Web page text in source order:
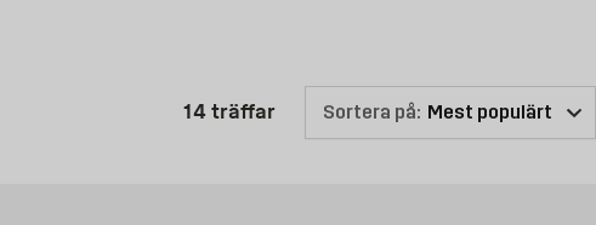
14 träffarProduktlistan är uppdaterad:
Sortera på: